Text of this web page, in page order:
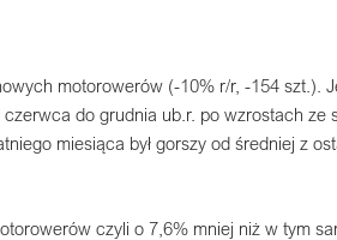
motorowerów (-10% r/r, -154 szt.).
do grudnia ub.r. po wzrostach
miesiąca był gorszy od średniej z
czyli o 7,6% mniej niż w tym